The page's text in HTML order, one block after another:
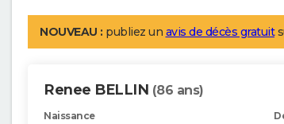
NOUVEAU : publiez un avis de décès gratuit
Renee BELLIN (86 ans)
Naissance